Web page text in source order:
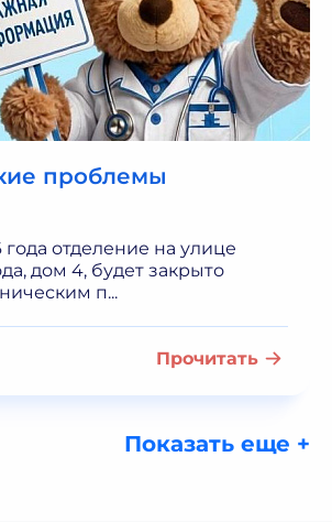
проблемы
отделение на улице
дом 4, будет закрыто
п...
Прочитать
Показать еще +